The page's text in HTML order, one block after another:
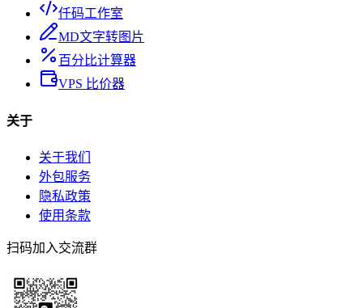
仟码工作室
MD文字转图片
百分比计算器
VPS 比价器
关于
关于我们
外包服务
隐私政策
使用条款
扫码加入交流群